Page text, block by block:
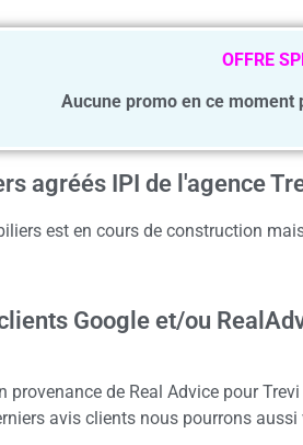
OFFRE
Aucune promo en ce moment
agréés IPI de l'agence
est en cours de construction
Google et/ou
provenance de Real Advice pour
avis clients nous pourrons